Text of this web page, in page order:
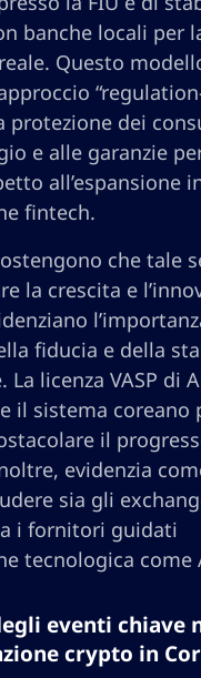
banche locali per
Questo
protezione dei
e alle garanzie
all’espansione
fintech.
che tale
la crescita e
fiducia e della
licenza VASP di
il sistema coreano
il
evidenzia
sia gli
i fornitori guidati
tecnologica come
eventi chiave
crypto in